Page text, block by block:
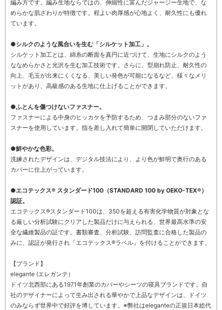
編み方です。編み生地ならではの、伸縮性に富んだジャージー生地で、な
めらかな肌ざわりが特徴です。程よい肉厚感が心地よく、耐久性にも優れ
ています。
●シルクのような風合いを生む「シルケット加工」。
シルケット加工とは、綿糸の断面を真円に近づけて、生地にシルクのよう
ななめらかさと光沢を生む加工技術です。さらに、型崩れ防止、耐久性の
向上、毛玉が出来にくくなる、美しい発色が可能になるなど、様々なメリ
ットがあり、高級感のある生地に仕上げることができます。
●ふとんを傷つけないファスナー。
ファスナーによる中身のヒッカケを予防するため、つまみ部分のないファ
スナーを使用しています。指を差し入れて簡単に開閉していただけます。
●鮮やかな色彩。
洗練されたデザインは、デジタル技法により、より色が鮮明で奥行のある
カバーに仕上がっています。
●エコテックス® スタンダード100（STANDARD 100 by OEKO-TEX®）
認証。
エコテックス®スタンダード100は、350を超える有害化学物質が対象とな
る厳しい分析試験にクリアした製品だけに与えられる、世界最高水準の安
全な繊維製品の証です。書類審査、分析試験、訪問監査に合格した製品の
みに、認証が発行され「エコテックス®ラベル」を付けることができます。
【ブランド】
elegante (エレガンテ）
ドイツ北西部にある1971年創業のカバーやシーツの寝具ブランドです。自
社のデザイナーによって生み出される華やかで上品なデザインは、ドイツ
のみならず世界中で好評を博しています。※弊社はeleganteの正規日本総代